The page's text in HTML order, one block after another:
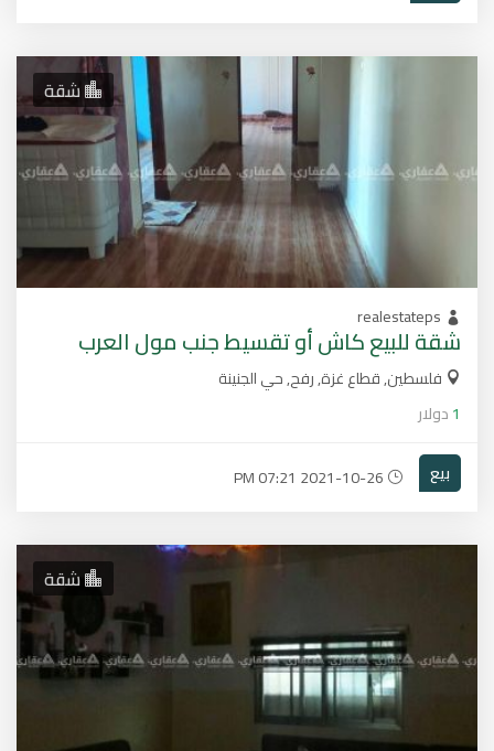
شقة
realestateps
شقة للبيع كاش أو تقسيط جنب مول العرب
فلسطين, قطاع غزة, رفح, حي الجنينة
1دولار
بيع
شقة